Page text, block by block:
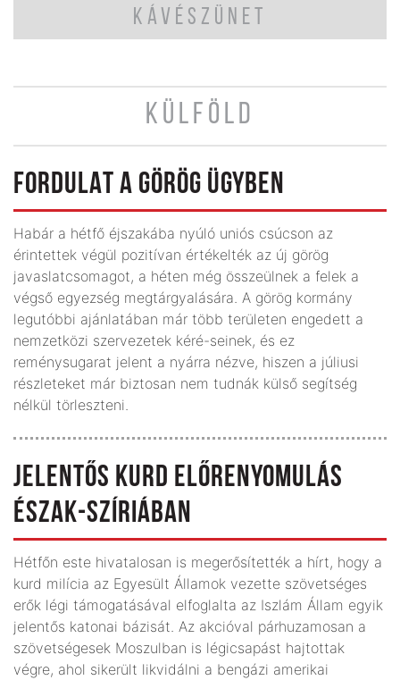
KÁVÉSZÜNET
KÜLFÖLD
FORDULAT A GÖRÖG ÜGYBEN
Habár a hétfő éjszakába nyúló uniós csúcson az
érintettek végül pozitívan értékelték az új görög
javaslatcsomagot, a héten még összeülnek a felek a
végső egyezség megtárgyalására. A görög kormány
legutóbbi ajánlatában már több területen engedett a
nemzetközi szervezetek kéré­-seinek, és ez
reménysugarat jelent a nyárra nézve, hiszen a júliusi
részleteket már biztosan nem tudnák külső segítség
nélkül törleszteni.
JELENTŐS KURD ELŐRENYOMULÁS
ÉSZAK-SZÍRIÁBAN
Hétfőn este hivatalosan is megerősítették a hírt, hogy a
kurd milícia az Egyesült Államok vezette szövetséges
erők légi támogatásával elfoglalta az Iszlám Állam egyik
jelentős katonai bázisát. Az akcióval párhuzamosan a
szövetségesek Moszulban is légicsapást hajtottak
végre, ahol sikerült likvidálni a bengázi amerikai